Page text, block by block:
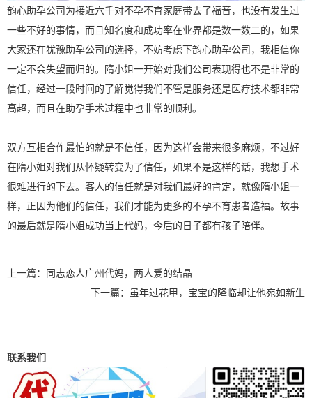
韵心助孕公司为接近六千对不孕不育家庭带去了福音，也没有发生过
一些不好的事情，而且知名度和成功率在业界都是数一数二的，如果
大家还在犹豫助孕公司的选择，不妨考虑下韵心助孕公司，我相信你
一定不会失望而归的。隋小姐一开始对我们公司表现得也不是非常的
信任，经过一段时间的了解觉得我们不管是服务还是医疗技术都非常
高超，而且在助孕手术过程中也非常的顺利。
双方互相合作最怕的就是不信任，因为这样会带来很多麻烦，不过好
在隋小姐对我们从怀疑转变为了信任，如果不是这样的话，我想手术
很难进行的下去。客人的信任就是对我们最好的肯定，就像隋小姐一
样，正因为他们的信任，我们才能为更多的不孕不育患者造福。故事
的最后就是隋小姐成功当上代妈，今后的日子都有孩子陪伴。
上一篇：
同志恋人广州代妈，两人爱的结晶
下一篇：
虽年过花甲，宝宝的降临却让他宛如新生
联系我们